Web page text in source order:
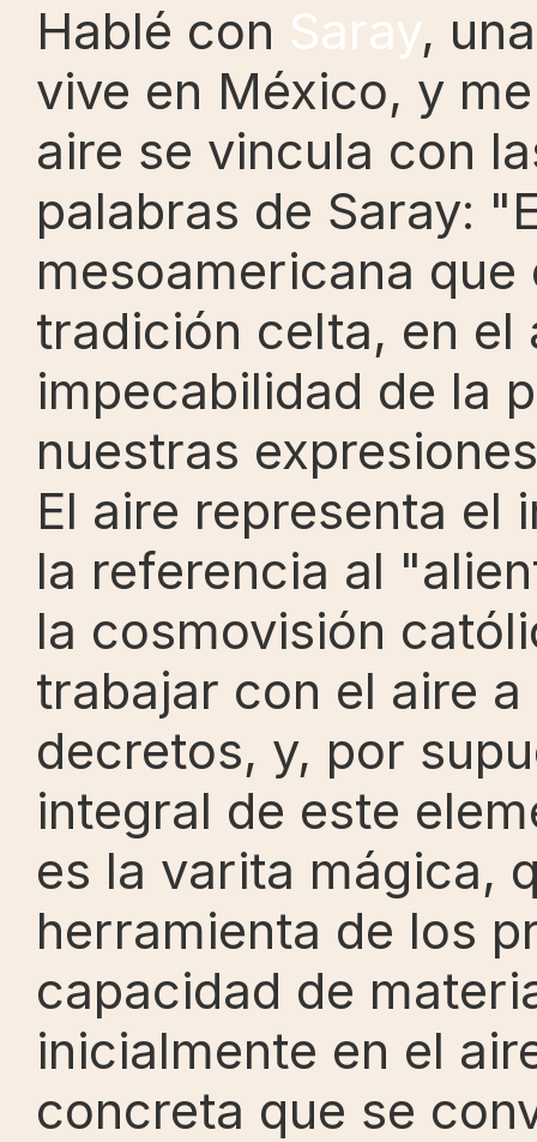
Hablé con Saray,
vive en México, y
aire se vincula con
palabras de Saray:
mesoamericana
tradición celta, en el
impecabilidad de la
nuestras
El aire representa el
la referencia al
la cosmovisión
trabajar con el aire
decretos, y, por
integral de este
es la varita mágica,
herramienta de los
capacidad de
inicialmente en el
concreta que se